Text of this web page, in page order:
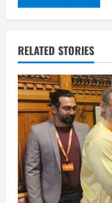
RELATED STORIES